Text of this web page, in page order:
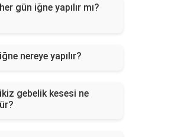
gün iğne yapılır mı?
nereye yapılır?
gebelik kesesi ne